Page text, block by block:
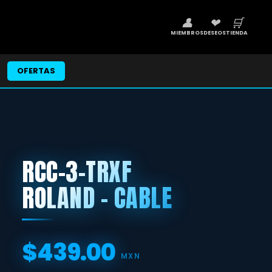
👤
MIEMBROS
❤
DESEOS
🛒
TIENDA
OFERTAS
RCC-3-TRXF
ROLAND - CABLE
$439.00 MXN